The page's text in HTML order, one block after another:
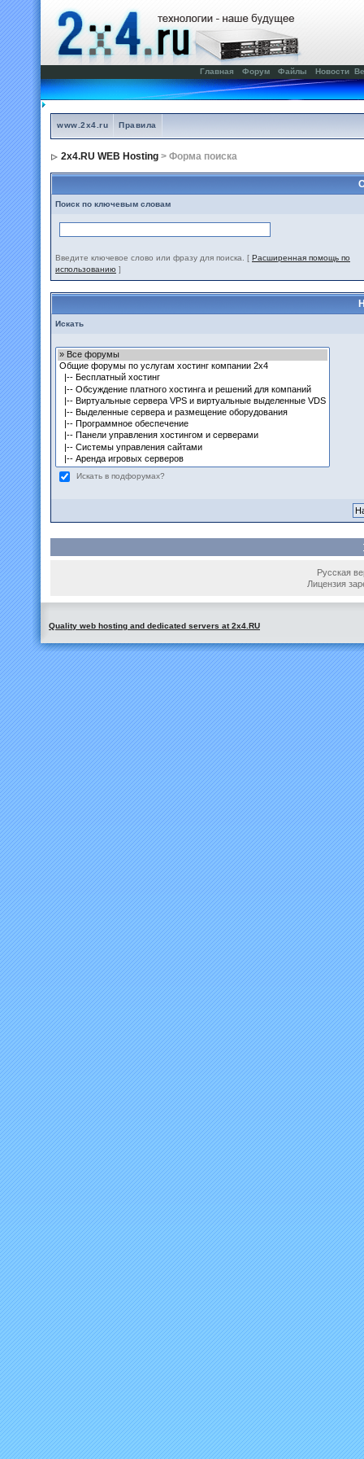
Главная Форум Файлы Новости
www.2x4.ru Правила
2x4.RU WEB Hosting > Форма поиска
Поиск по ключевым словам
Введите ключевое слово или фразу для поиска. [ Расширенная помощь по
использованию ]
Искать
Искать в подфорумах?
Русская
Лицензия
Quality web hosting and dedicated servers at 2x4.RU